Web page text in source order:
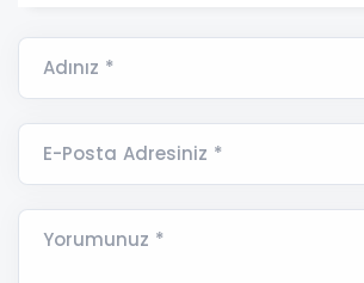
Adınız *
E-Posta Adresiniz *
Yorumunuz *